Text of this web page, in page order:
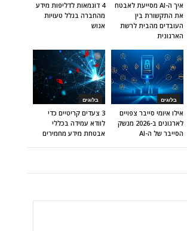
4 דוגמאות לדליפות מידע
מהחברה בגלל טעויות
אנוש
איך ה-AI מסייעת לאבטח
את התקשורת בין
העובדים מהבית לרשת
הארגונית
בלוגים
3 צעדים קריטיים כדי
לוודא עמידה בכללי
אבטחת מידע מחמירים
בלוגים
אילו איומי סייבר צפויים
לארגונים ב-2026 מנשק
הסייבר של ה-AI